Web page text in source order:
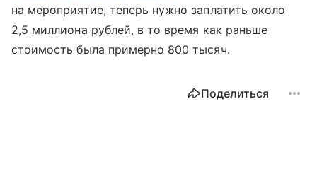
на мероприятие, теперь нужно заплатить около
2,5 миллиона рублей, в то время как раньше
стоимость была примерно 800 тысяч.
Поделиться